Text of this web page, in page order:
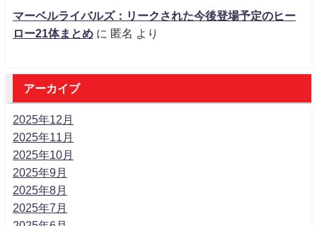
マーベルライバルズ：リークされた今後登場予定のヒー
ロー21体まとめ に 匿名 より
アーカイブ
2025年12月
2025年11月
2025年10月
2025年9月
2025年8月
2025年7月